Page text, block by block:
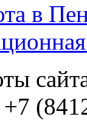
в
+7